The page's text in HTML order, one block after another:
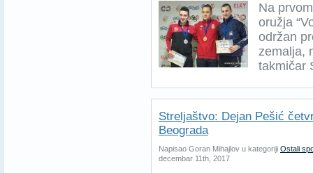
Na
oružja
održan
zemalja,
takmičar
Streljaštvo: Dejan Pešić
Beograda
Napisao Goran Mihajlov u kategoriji Ostali
decembar 11th, 2017